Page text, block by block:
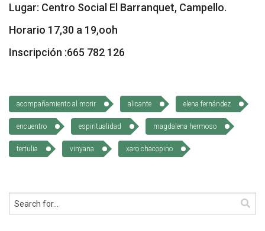
Lugar: Centro Social El Barranquet, Campello.
Horario 17,30 a 19,ooh
Inscripción :665 782 126
acompañamiento al morir alicante elena fernández
encuentro espiritualidad magdalena hermoso
tertulia vinyana xaro chacopino